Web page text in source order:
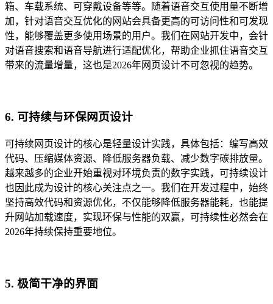
箱、车载系统、可穿戴设备等等。随着语音交互使用量不断增
加，针对语音交互优化的网站会具备更高的可访问性和可发现
性，能够覆盖更多使用场景的用户。我们在网站开发中，会针
对语音搜索和语音导航进行适配优化，帮助企业抓住语音交互
带来的流量增量，这也是2026年网页设计不可忽视的趋势。
6. 可持续与环保网页设计
可持续网页设计的核心是轻量设计实践，具体包括：编写高效
代码、压缩媒体资源、降低服务器负载、减少数字碳排放量。
越来越多的企业开始重视对环境负责的数字实践，可持续设计
也因此成为设计的核心关注点之一。我们在开发过程中，始终
坚持高效代码和资源优化，不仅能够降低服务器能耗，也能提
升网站加载速度，实现环保与性能的双赢，可持续性必然会在
2026年持续保持重要地位。
5. 极简干净的界面